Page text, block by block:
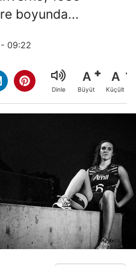
boyunda...
- 09:22
Dinle
A
Büyüt
A
Küçült